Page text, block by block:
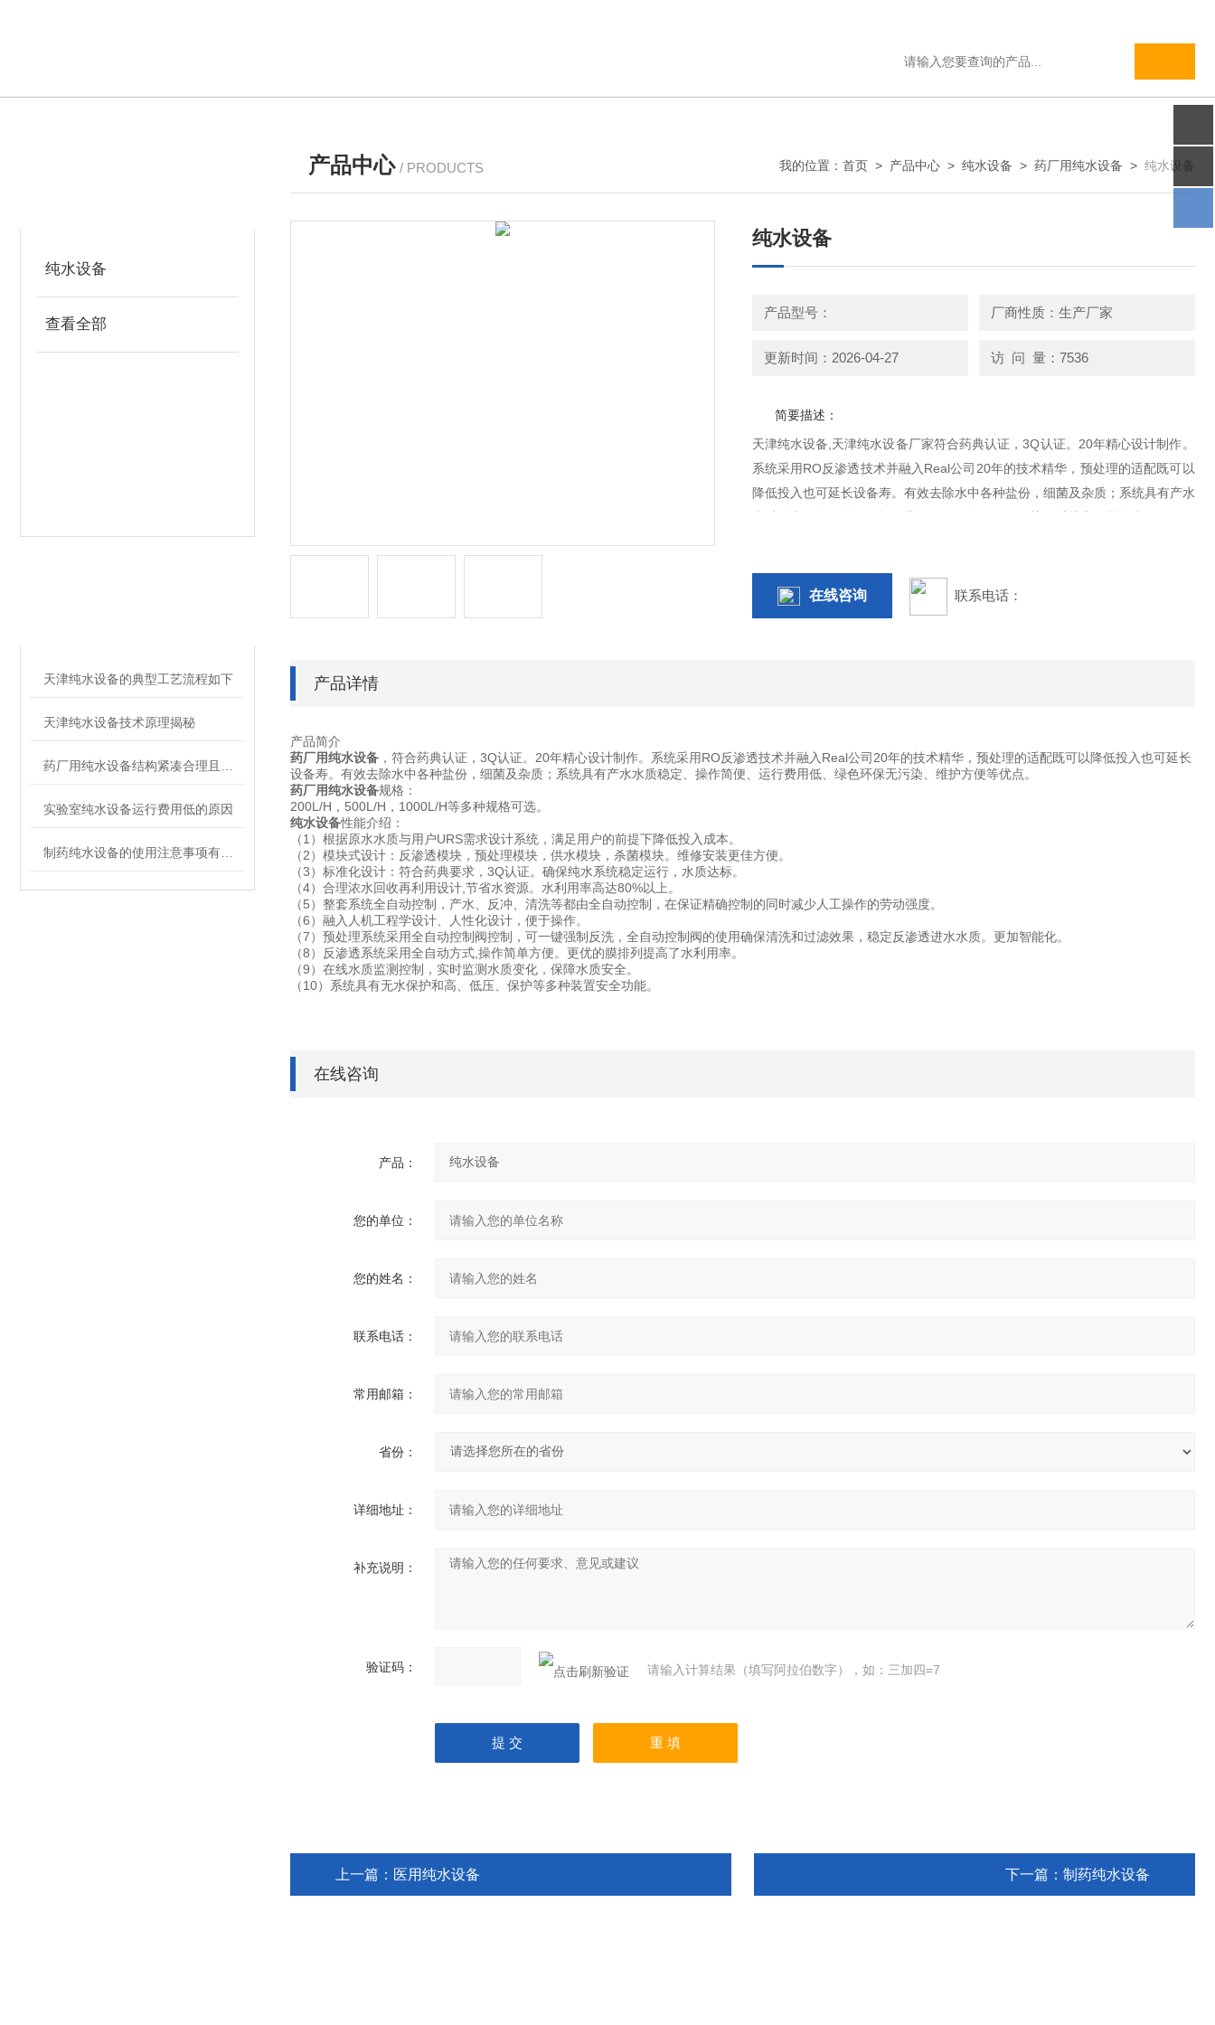
纯水设备
查看全部
天津纯水设备的典型工艺流程如下
天津纯水设备技术原理揭秘
实验室纯水设备运行费用低的原因
产品中心 / PRODUCTS 我的位置： 首页 > 产品中心 > 纯水设备 > 药厂用纯水设备 > 纯水设备
纯水设备
产品型号： 厂商性质：生产厂家
更新时间：2026-04-27 访 问 量：7536
简要描述：
天津纯水设备,天津纯水设备厂家符合药典认证，3Q认证。20年精心设计制作。
系统采用RO反渗透技术并融入Real公司20年的技术精华，预处理的适配既可以
降低投入也可延长设备寿。有效去除水中各种盐份，细菌及杂质；系统具有产水
水质稳定、操作简便、运行费用低、绿色环保无污染、维护方便等优点。
在线咨询 联系电话：
产品详情
产品简介
药厂用纯水设备 ，符合药典认证，3Q认证。20年精心设计制作。系统采用RO反渗透技术并融入Real公司20年的技术精华，预处理的适配既可以降低投入也可延长
设备寿。有效去除水中各种盐份，细菌及杂质；系统具有产水水质稳定、操作简便、运行费用低、绿色环保无污染、维护方便等优点。
药厂用纯水设备规格：
200L/H，500L/H，1000L/H等多种规格可选。
纯水设备性能介绍：
（1）根据原水水质与用户URS需求设计系统，满足用户的前提下降低投入成本。
（2）模块式设计：反渗透模块，预处理模块，供水模块，杀菌模块。维修安装更佳方便。
（3）标准化设计：符合药典要求，3Q认证。确保纯水系统稳定运行，水质达标。
（4）合理浓水回收再利用设计,节省水资源。水利用率高达80%以上。
（5）整套系统全自动控制，产水、反冲、清洗等都由全自动控制，在保证精确控制的同时减少人工操作的劳动强度。
（6）融入人机工程学设计、人性化设计，便于操作。
（7）预处理系统采用全自动控制阀控制，可一键强制反洗，全自动控制阀的使用确保清洗和过滤效果，稳定反渗透进水水质。更加智能化。
（8）反渗透系统采用全自动方式,操作简单方便。更优的膜排列提高了水利用率。
（9）在线水质监测控制，实时监测水质变化，保障水质安全。
（10）系统具有无水保护和高、低压、保护等多种装置安全功能。
在线咨询
产品：
您的单位：
您的姓名：
联系电话：
常用邮箱：
省份：
详细地址：
补充说明：
验证码： 请输入计算结果（填写阿拉伯数字），如：三加四=7
上一篇： 医用纯水设备 下一篇： 制药纯水设备